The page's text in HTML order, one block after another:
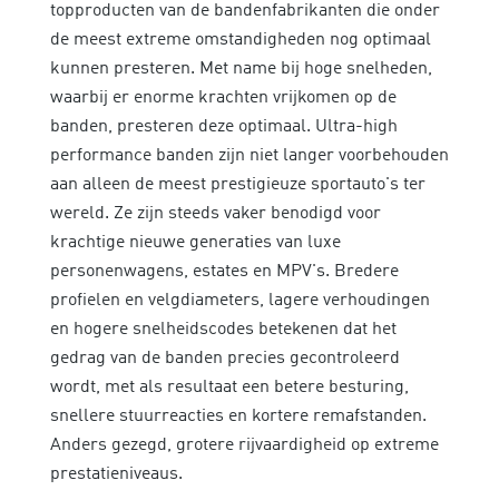
topproducten van de bandenfabrikanten die onder
de meest extreme omstandigheden nog optimaal
kunnen presteren. Met name bij hoge snelheden,
waarbij er enorme krachten vrijkomen op de
banden, presteren deze optimaal. Ultra-high
performance banden zijn niet langer voorbehouden
aan alleen de meest prestigieuze sportauto's ter
wereld. Ze zijn steeds vaker benodigd voor
krachtige nieuwe generaties van luxe
personenwagens, estates en MPV's. Bredere
profielen en velgdiameters, lagere verhoudingen
en hogere snelheidscodes betekenen dat het
gedrag van de banden precies gecontroleerd
wordt, met als resultaat een betere besturing,
snellere stuurreacties en kortere remafstanden.
Anders gezegd, grotere rijvaardigheid op extreme
prestatieniveaus.